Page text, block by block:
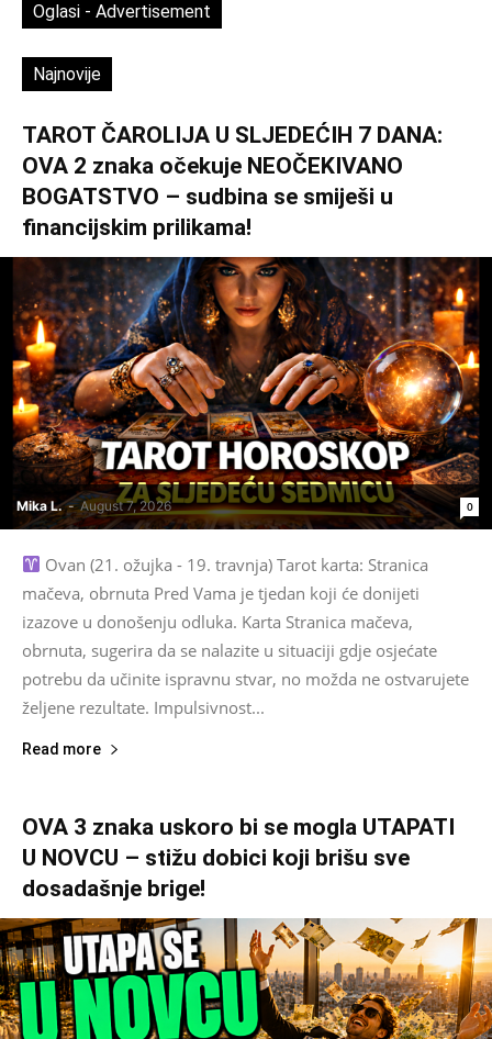
Oglasi - Advertisement
Najnovije
TAROT ČAROLIJA U SLJEDEĆIH 7 DANA:
OVA 2 znaka očekuje NEOČEKIVANO
BOGATSTVO – sudbina se smiješi u
financijskim prilikama!
Mika L. - August 7, 2026 0
Ovan (21. ožujka - 19. travnja) Tarot karta: Stranica
mačeva, obrnuta Pred Vama je tjedan koji će donijeti
izazove u donošenju odluka. Karta Stranica mačeva,
obrnuta, sugerira da se nalazite u situaciji gdje osjećate
potrebu da učinite ispravnu stvar, no možda ne ostvarujete
željene rezultate. Impulsivnost...
Read more
OVA 3 znaka uskoro bi se mogla UTAPATI
U NOVCU – stižu dobici koji brišu sve
dosadašnje brige!